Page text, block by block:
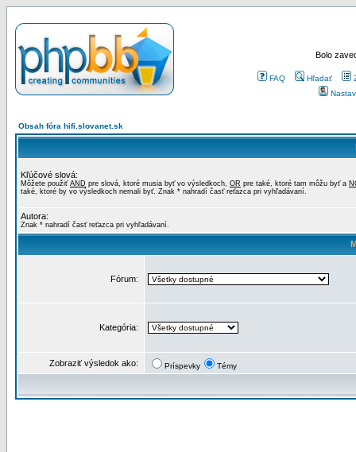
Bolo
FAQ Hľadať
Obsah fóra hifi.slovanet.sk
Kľúčové slová:
Môžete použiť AND pre slová, ktoré musia byť vo výsledkoch, OR pre také, ktoré tam môžu byť a
také, ktoré by vo výsledkoch nemali byť. Znak * nahradí časť reťazca pri vyhľadávaní.
Autora:
Znak * nahradí časť reťazca pri vyhľadávaní.
Fórum:
Kategória:
Zobraziť výsledok ako: Príspevky Témy